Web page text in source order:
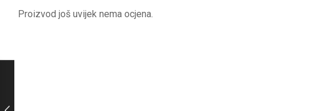
Proizvod još uvijek nema ocjena.